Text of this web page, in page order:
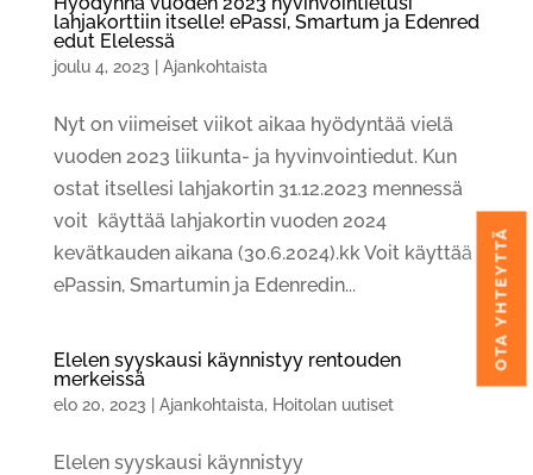
lahjakorttiin itselle! ePassi, Smartum ja Edenred
edut Elelessä
joulu 4, 2023 Ajankohtaista
Nyt on viimeiset viikot aikaa hyödyntää vielä
vuoden 2023 liikunta- ja hyvinvointiedut. Kun
ostat itsellesi lahjakortin 31.12.2023 mennessä
voit käyttää lahjakortin vuoden 2024
kevätkauden aikana (30.6.2024).kk Voit käyttää
ePassin, Smartumin ja Edenredin...
Elelen syyskausi käynnistyy rentouden
merkeissä
elo 20, 2023 Ajankohtaista, Hoitolan uutiset
Elelen syyskausi käynnistyy
OTA YHTEYTTÄ